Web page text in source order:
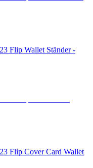
Flip Wallet Ständer -
Flip Cover Card Wallet